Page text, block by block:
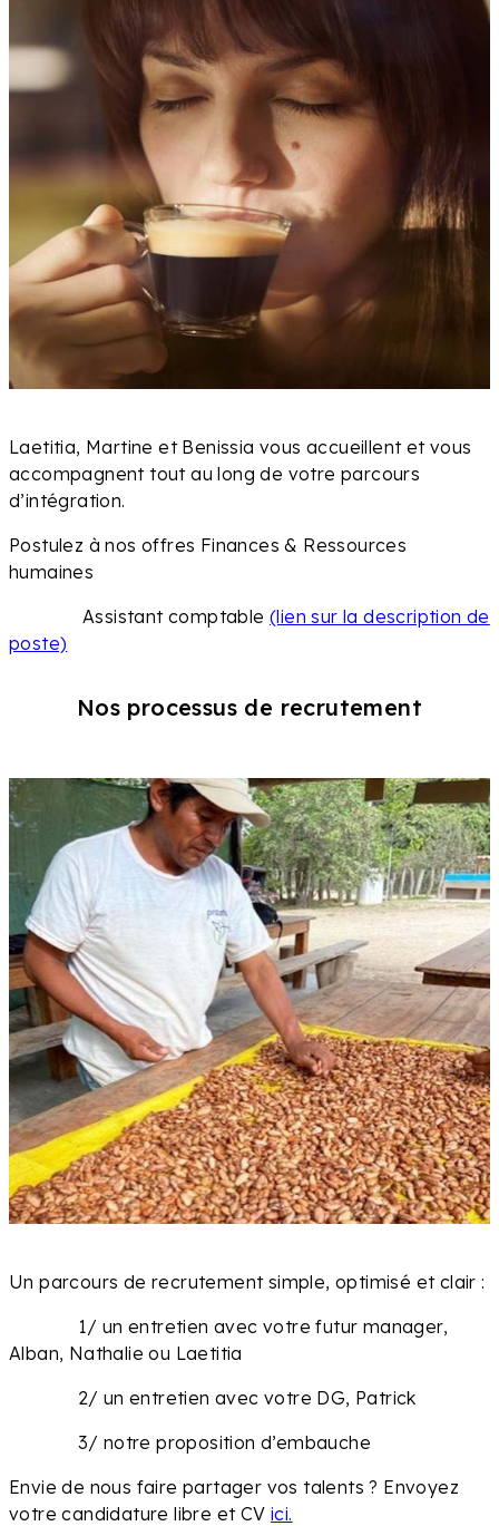
Laetitia, Martine et Benissia vous accueillent et vous
accompagnent tout au long de votre parcours
d’intégration.
Postulez à nos offres Finances & Ressources
humaines
Assistant comptable (lien sur la description de
poste)
Nos processus de recrutement
Un parcours de recrutement simple, optimisé et clair :
1/ un entretien avec votre futur manager,
Alban, Nathalie ou Laetitia
2/ un entretien avec votre DG, Patrick
3/ notre proposition d’embauche
Envie de nous faire partager vos talents ? Envoyez
votre candidature libre et CV ici.